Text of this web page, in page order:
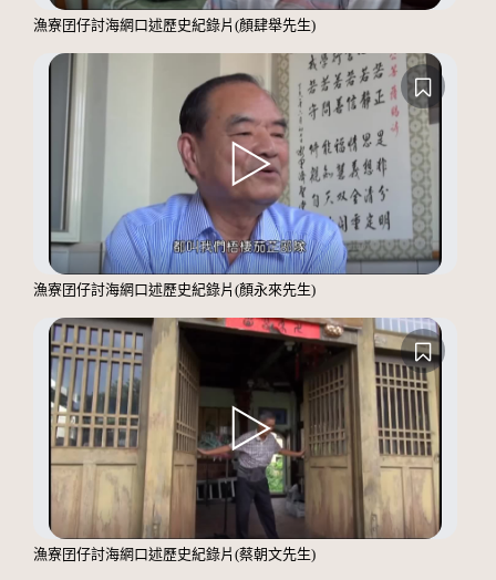
漁寮囝仔討海網口述歷史紀錄片(顏肆舉先生)
漁寮囝仔討海網口述歷史紀錄片(顏永來先生)
漁寮囝仔討海網口述歷史紀錄片(蔡朝文先生)